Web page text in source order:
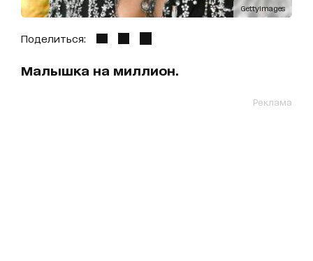
GettyImages
Поделиться:
Малышка на миллион.
Реклама